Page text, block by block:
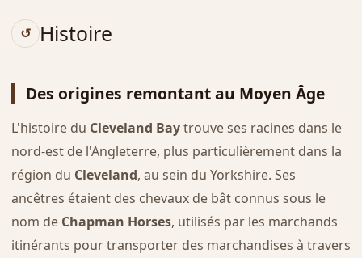
Histoire
Des origines remontant au Moyen Âge
L'histoire du Cleveland Baytrouve ses racines dans le
nord-est de l'Angleterre, plus particulièrement dans la
région du Cleveland, au sein du Yorkshire. Ses
ancêtres étaient des chevaux de bât connus sous le
nom de Chapman Horses, utilisés par les marchands
itinérants pour transporter des marchandises à travers